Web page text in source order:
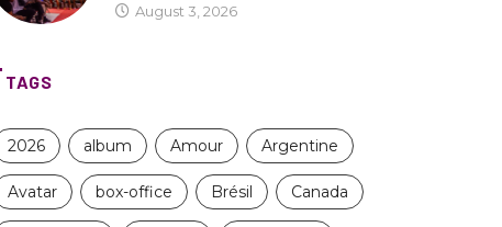
August 3, 2026
TAGS
2026 album Amour Argentine
Avatar box-office Brésil Canada